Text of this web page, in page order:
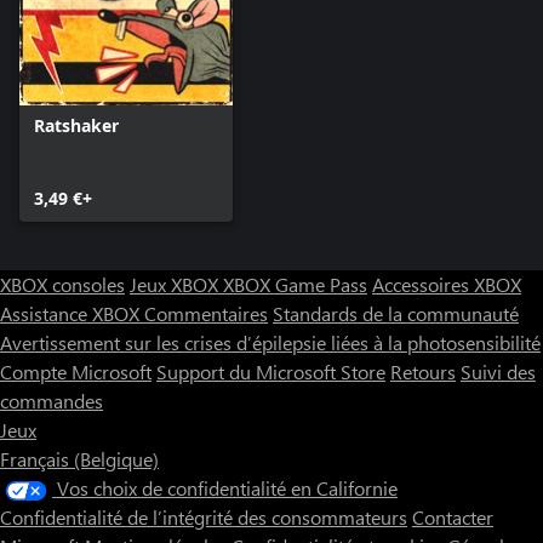
Ratshaker
3,49 €+
XBOX consoles Jeux XBOXXBOX Game Pass Accessoires XBOX
Assistance XBOXCommentaires Standards de la communauté
Avertissement sur les crises d’épilepsie liées à la photosensibilité
Compte Microsoft Support du Microsoft Store Retours Suivi des
commandes
Jeux
Français (Belgique)
Vos choix de confidentialité en Californie
Confidentialité de l’intégrité des consommateurs Contacter